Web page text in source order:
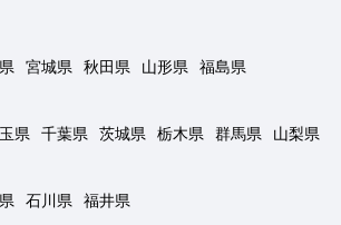
宮城県 秋田県 山形県
福島県
県 千葉県 茨城県 栃木県 群馬県
山梨県
石川県
福井県